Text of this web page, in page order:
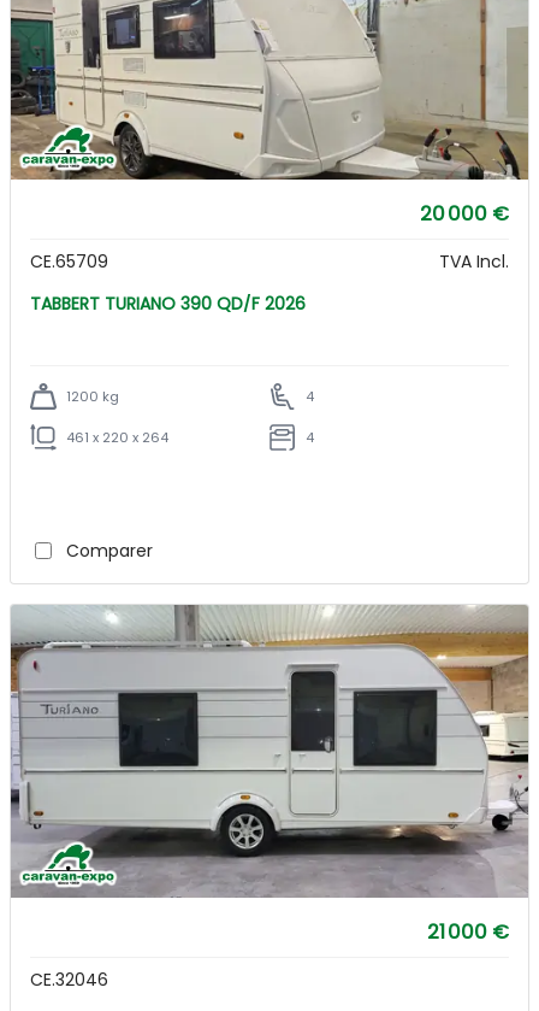
20 000 €
CE.65709
TVA Incl.
TABBERT TURIANO 390 QD/F 2026
1200 kg 4
461 x 220 x 264 4
Comparer
21 000 €
CE.32046